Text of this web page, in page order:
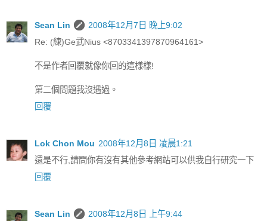
Sean Lin
2008年12月7日 晚上9:02
Re: (練)Ge武Nius <8703341397870964161>
不是作者回覆就像你回的這樣樣!
第二個問題我沒遇過。
回覆
Lok Chon Mou 2008年12月8日 凌晨1:21
還是不行,請問你有沒有其他參考網站可以供我自行研究一下
回覆
Sean Lin
2008年12月8日 上午9:44